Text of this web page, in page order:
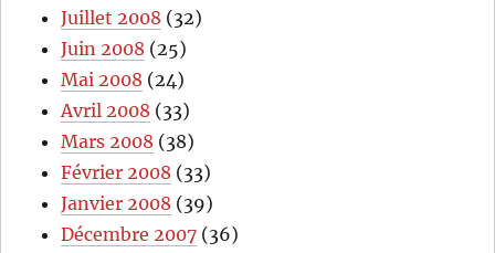
Juillet 2008 (32)
Juin 2008 (25)
Mai 2008 (24)
Avril 2008 (33)
Mars 2008 (38)
Février 2008 (33)
Janvier 2008 (39)
Décembre 2007 (36)